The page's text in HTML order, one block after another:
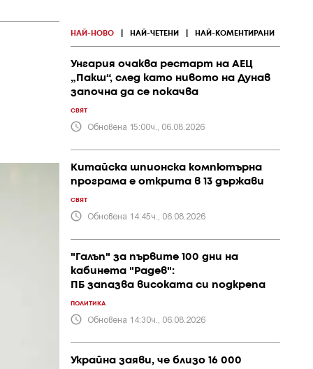
НАЙ-НОВО НАЙ-ЧЕТЕНИ НАЙ-КОМЕНТИРАНИ
Унгария очаква рестарт на АЕЦ
„Пакш“, след като нивото на Дунав
започна да се покачва
СВЯТ
Обновена 15:00ч., 06.08.2026
Китайска шпионска компютърна
програма е открита в 13 държави
СВЯТ
Обновена 14:45ч., 06.08.2026
"Галъп" за първите 100 дни на
кабинета "Радев":
ПБ запазва високата си подкрепа
ПОЛИТИКА
Обновена 14:30ч., 06.08.2026
Украйна заяви, че близо 16 000